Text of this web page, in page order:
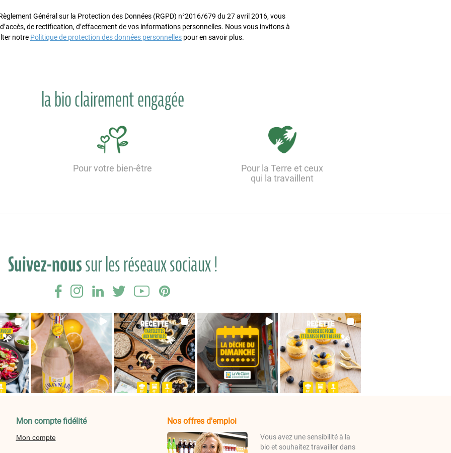
Général sur la Protection des Données (RGPD) n°2016/679 du 27 avril 2016, vous
de rectification, d’effacement de vos informations personnelles. Nous vous invitons à
notre Politique de protection des données personnelles pour en savoir plus.
la bio clairement engagée
Pour votre bien-être
Pour la Terre et ceux
qui la travaillent
Suivez-noussur les réseaux sociaux !
Mon compte fidélité
Mon compte
Nos offres d'emploi
Vous avez une sensibilité à la
bio et souhaitez travailler dans